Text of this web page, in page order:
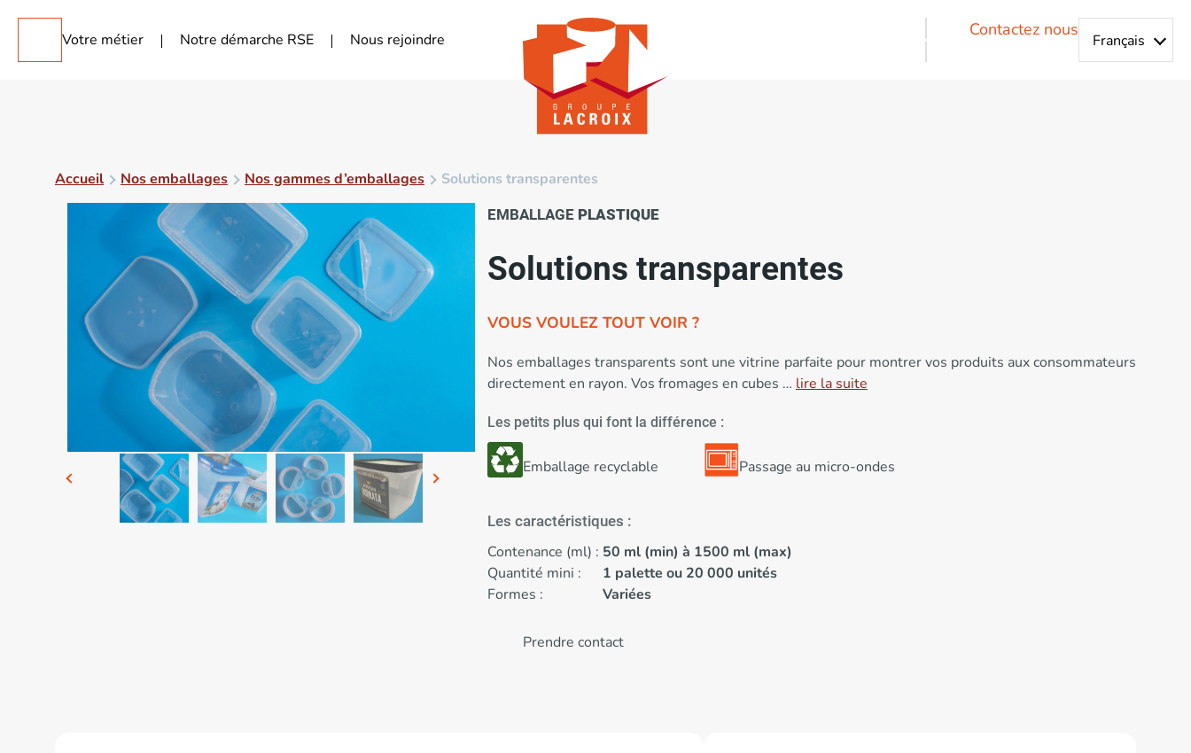
Votre métier Notre démarche RSE Nous rejoindre Contactez nous
Accueil Nos emballages Nos gammes d’emballages Solutions transparentes
EMBALLAGE PLASTIQUE
Solutions transparentes
VOUS VOULEZ TOUT VOIR ?
Nos emballages transparents sont une vitrine parfaite pour montrer vos produits aux consommateurs
directement en rayon. Vos fromages en cubes … lire la suite
Les petits plus qui font la différence :
Emballage recyclable Passage au ­­micro-ondes
Les caractéristiques :
Contenance (ml) : 50 ml (min) à 1500 ml (max)
Quantité mini :
1 palette ou 20 000 unités
Formes :
Variées
Prendre contact